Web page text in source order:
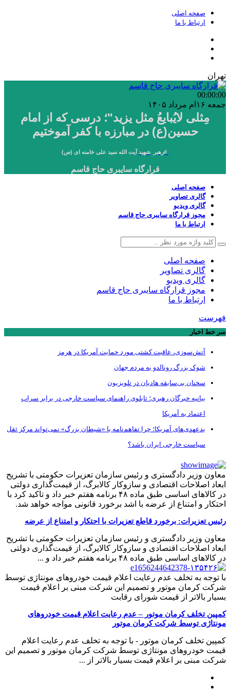
صفحه اصلی
ارتباط با ما
تهران
00:00:00
جمعه ۱۶ام مرداد ۱۴۰۵
مِثلی لایُبایعُ مثل یزید"؛ درسی که از امام
حسین(ع) در مبارزه با کفر آموختیم
#رهبر_شهید آیت الله سید علی خامنه ای (ص)
قرارگاه سایبری حاج قاسم
صفحه اصلی
گالری تصاویر
گالری ویدیو
مجوز قرارگاه سایبری حاج قاسم
ارتباط با ما
صفحه اصلی
گالری تصاویر
گالری ویدیو
مجوز قرارگاه سایبری حاج قاسم
ارتباط با ما
فهرست
سر خط اخبار
آتش‌سوزی، عاقبت کشتی مورد حمایت آمریکا در هرمز
شوک بزرگ رونالدو به مردم جهان
سخنان بی‌سابقه هادیان در تلویزیون
بیانیه خبرگان رهبری؛ تابلوی راهنمای سیاست خارجی در برابر سراب
اعتماد به آمریکا
بدعهدی‌های آمریکا؛ چرا تفاهم‌نامه با «شیطان بزرگ» نمی‌تواند مرکز ثقل
سیاست خارجی ایران باشد؟
معاون وزیر دادگستری و رئیس سازمان تعزیرات حکومتی با تشریح
ابعاد اصلاحات اقتصادی و سازوکار کالابرگ، از قیمت‌گذاری دولتی
در کالاهای اساسی طبق ماده ۴۸ برنامه هفتم خبر داد و تاکید کرد با
احتکار و امتناع از عرضه با اشد برخورد قانونی مواجه خواهد شد.
رئیس تعزیرات: برخورد قاطع تعزیرات با احتکار و امتناع از عرضه
معاون وزیر دادگستری و رئیس سازمان تعزیرات حکومتی با تشریح
ابعاد اصلاحات اقتصادی و سازوکار کالابرگ، از قیمت‌گذاری دولتی
در کالاهای اساسی طبق ماده ۴۸ برنامه هفتم خبر داد و ...
با توجه به تخلف عدم رعایت اعلام قیمت خودروهای مونتاژی توسط
شرکت کرمان موتور و تصمیم این شرکت مبنی بر اعلام قیمت
بسیار بالاتر از قیمت شورای رقابت
کمپین تخلف کرمان موتور – عدم رعایت اعلام قیمت خودروهای
مونتاژی توسط شرکت کرمان موتور
کمپین تخلف کرمان موتور - با توجه به تخلف عدم رعایت اعلام
قیمت خودروهای مونتاژی توسط شرکت کرمان موتور و تصمیم این
شرکت مبنی بر اعلام قیمت بسیار بالاتر از ...